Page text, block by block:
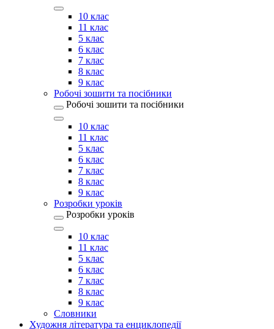
10 клас
11 клас
5 клас
6 клас
7 клас
8 клас
9 клас
Робочі зошити та посібники
Робочі зошити та посібники
10 клас
11 клас
5 клас
6 клас
7 клас
8 клас
9 клас
Розробки уроків
Розробки уроків
10 клас
11 клас
5 клас
6 клас
7 клас
8 клас
9 клас
Словники
Художня література та енциклопедії